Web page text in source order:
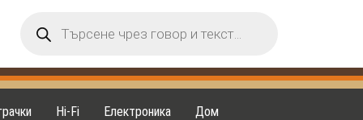
search
Hi-Fi Електроника Дом